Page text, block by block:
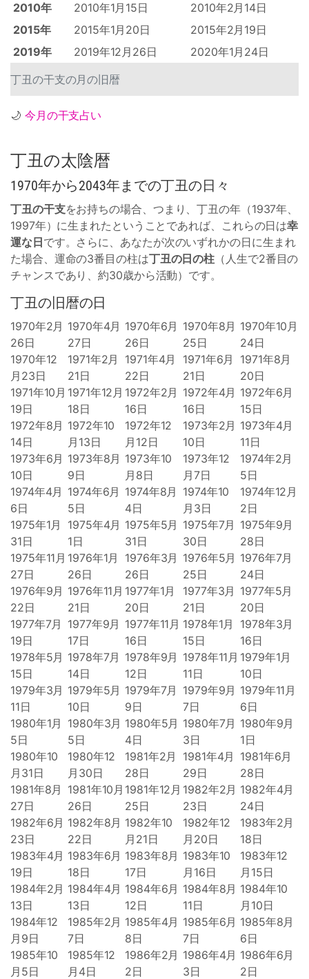
丁丑の干支の月の旧暦
2010年
2010年1月15日
2010年2月14日
2015年
2015年1月20日
2015年2月19日
2019年
2019年12月26日 2020年1月24日
🌙 今月の干支占い
丁丑の太陰暦
1970年から2043年までの丁丑の日々
丁丑の干支をお持ちの場合、つまり、丁丑の年（1937年、
1997年）に生まれたということであれば、これらの日は幸
運な日 です。さらに、あなたが次のいずれかの日に生まれ
た場合、運命の3番目の柱は丁丑の日の柱 （人生で2番目の
チャンスであり、約30歳から活動）です。
丁丑の旧暦の日
1970年2月
26日
1970年4月
27日
1970年6月
26日
1970年8月
25日
1970年10月
24日
1970年12
月23日
1971年2月
21日
1971年4月
22日
1971年6月
21日
1971年8月
20日
1971年10月
19日
1971年12月
18日
1972年2月
16日
1972年4月
16日
1972年6月
15日
1972年8月
14日
1972年10
月13日
1972年12
月12日
1973年2月
10日
1973年4月
11日
1973年6月
10日
1973年8月
9日
1973年10
月8日
1973年12
月7日
1974年2月
5日
1974年4月
6日
1974年6月
5日
1974年8月
4日
1974年10
月3日
1974年12月
2日
1975年1月
31日
1975年4月
1日
1975年5月
31日
1975年7月
30日
1975年9月
28日
1975年11月
27日
1976年1月
26日
1976年3月
26日
1976年5月
25日
1976年7月
24日
1976年9月
22日
1976年11月
21日
1977年1月
20日
1977年3月
21日
1977年5月
20日
1977年7月
19日
1977年9月
17日
1977年11月
16日
1978年1月
15日
1978年3月
16日
1978年5月
15日
1978年7月
14日
1978年9月
12日
1978年11月
11日
1979年1月
10日
1979年3月
11日
1979年5月
10日
1979年7月
9日
1979年9月
7日
1979年11月
6日
1980年1月
5日
1980年3月
5日
1980年5月
4日
1980年7月
3日
1980年9月
1日
1980年10
月31日
1980年12
月30日
1981年2月
28日
1981年4月
29日
1981年6月
28日
1981年8月
27日
1981年10月
26日
1981年12月
25日
1982年2月
23日
1982年4月
24日
1982年6月
23日
1982年8月
22日
1982年10
月21日
1982年12
月20日
1983年2月
18日
1983年4月
19日
1983年6月
18日
1983年8月
17日
1983年10
月16日
1983年12
月15日
1984年2月
13日
1984年4月
13日
1984年6月
12日
1984年8月
11日
1984年10
月10日
1984年12
月9日
1985年2月
7日
1985年4月
8日
1985年6月
7日
1985年8月
6日
1985年10
月5日
1985年12
月4日
1986年2月
2日
1986年4月
3日
1986年6月
2日